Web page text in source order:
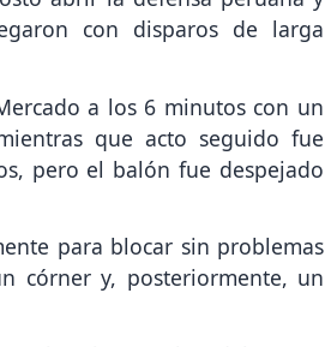
con disparos de larga
a los 6 minutos con un
que acto seguido fue
pero el balón fue despejado
para blocar sin problemas
córner y, posteriormente, un